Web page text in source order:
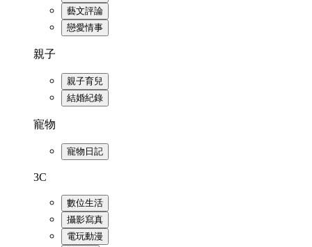
藝文評論
戀愛情事
親子
親子育兒
結婚紀錄
寵物
寵物日記
3C
數位生活
攝影寫真
電玩動漫